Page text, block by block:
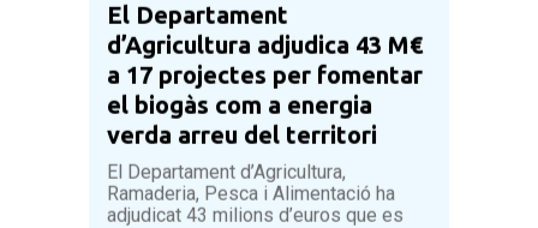
El Departament
d’Agricultura adjudica 43 M€
a 17 projectes per fomentar
el biogàs com a energia
verda arreu del territori
El Departament d’Agricultura,
Ramaderia, Pesca i Alimentació ha
adjudicat 43 milions d’euros que es